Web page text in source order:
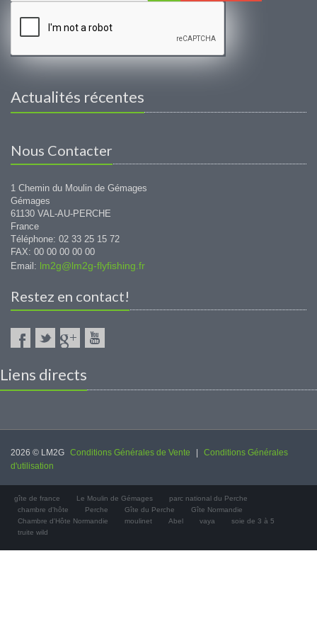
Actualités récentes
Nous Contacter
1 Chemin du Moulin de Gémages
Gémages
61130 VAL-AU-PERCHE
France
Téléphone: 02 33 25 15 72
FAX: 00 00 00 00 00
Email: lm2g@lm2g-flyfishing.fr
Restez en contact!
Liens directs
2026 © LM2G Conditions Générales de Vente
Conditions Générales
d'utilisation
gîte de france Le Moulin de Gémages
parc national du Perche
chambre d'hôte
Perche Gîte du Perche
Gîte Normandie
Chambre d'Hôte Normandie
moulinet Abel vaya
soie de 3 à 5
truite wild